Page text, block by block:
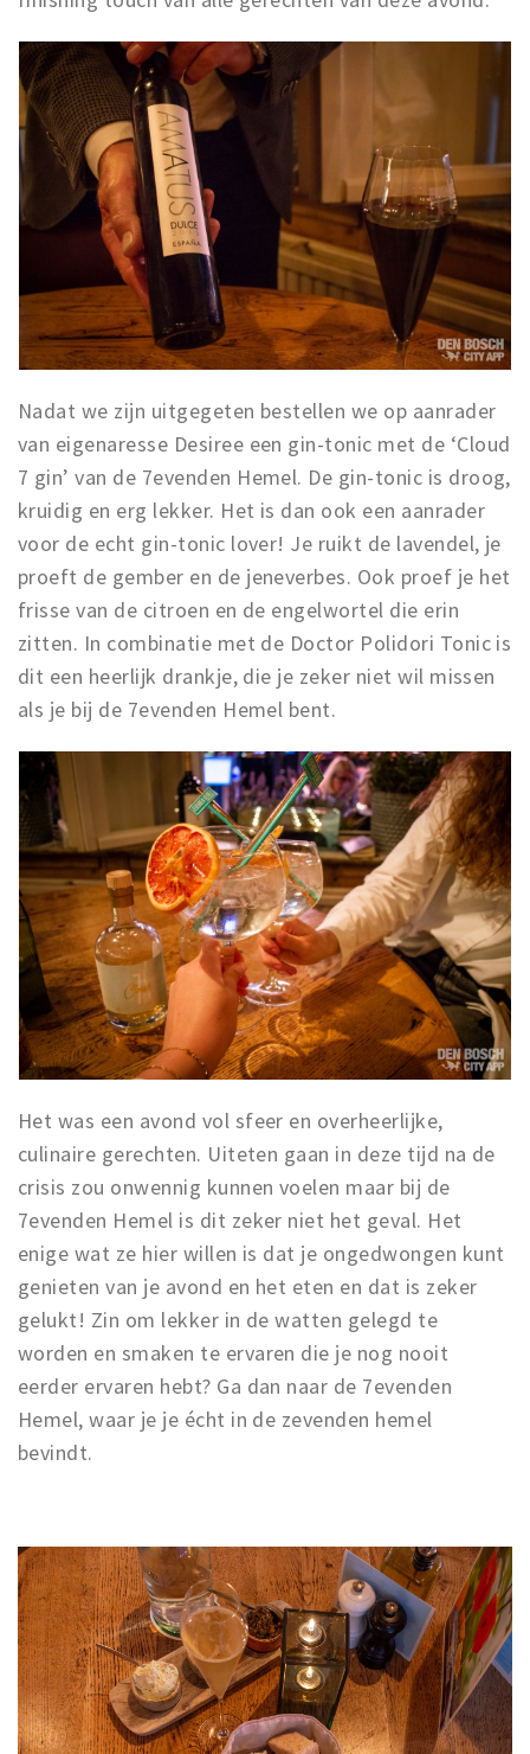
Nadat we zijn uitgegeten bestellen we op aanrader
van eigenaresse Desiree een gin-tonic met de ‘Cloud
7 gin’ van de 7evenden Hemel. De gin-tonic is droog,
kruidig en erg lekker. Het is dan ook een aanrader
voor de echt gin-tonic lover! Je ruikt de lavendel, je
proeft de gember en de jeneverbes. Ook proef je het
frisse van de citroen en de engelwortel die erin
zitten. In combinatie met de Doctor Polidori Tonic is
dit een heerlijk drankje, die je zeker niet wil missen
als je bij de 7evenden Hemel bent.
Het was een avond vol sfeer en overheerlijke,
culinaire gerechten. Uiteten gaan in deze tijd na de
crisis zou onwennig kunnen voelen maar bij de
7evenden Hemel is dit zeker niet het geval. Het
enige wat ze hier willen is dat je ongedwongen kunt
genieten van je avond en het eten en dat is zeker
gelukt! Zin om lekker in de watten gelegd te
worden en smaken te ervaren die je nog nooit
eerder ervaren hebt? Ga dan naar de 7evenden
Hemel, waar je je écht in de zevenden hemel
bevindt.